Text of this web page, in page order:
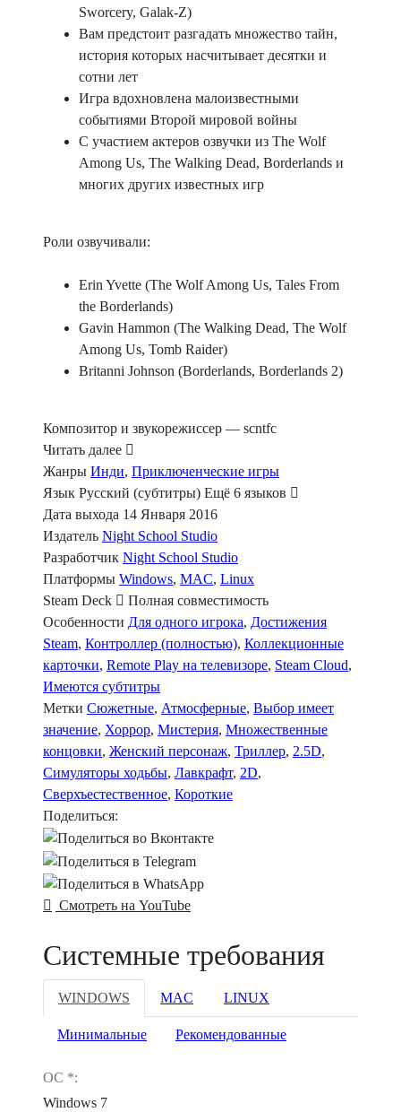
Sworcery, Galak-Z)
Вам предстоит разгадать множество тайн,
история которых насчитывает десятки и
сотни лет
Игра вдохновлена малоизвестными
событиями Второй мировой войны
С участием актеров озвучки из The Wolf
Among Us, The Walking Dead, Borderlands и
многих других известных игр
Роли озвучивали:
Erin Yvette (The Wolf Among Us, Tales From
the Borderlands)
Gavin Hammon (The Walking Dead, The Wolf
Among Us, Tomb Raider)
Britanni Johnson (Borderlands, Borderlands 2)
Композитор и звукорежиссер — scntfc
Читать далее
Жанры Инди, Приключенческие игры
Язык Русский (субтитры) Ещё 6 языков
Дата выхода 14 Января 2016
Издатель Night School Studio
Разработчик Night School Studio
Платформы Windows, MAC, Linux
Steam Deck
Полная совместимость
Особенности Для одного игрока, Достижения
Steam, Контроллер (полностью), Коллекционные
карточки, Remote Play на телевизоре, Steam Cloud,
Имеются субтитры
Метки Сюжетные, Атмосферные, Выбор имеет
значение, Хоррор, Мистерия, Множественные
концовки, Женский персонаж, Триллер, 2.5D,
Симуляторы ходьбы, Лавкрафт, 2D,
Сверхъестественное, Короткие
Поделиться:
Смотреть на YouTube
Системные требования
WINDOWS MAC LINUX
Минимальные Рекомендованные
ОС *:
Windows 7